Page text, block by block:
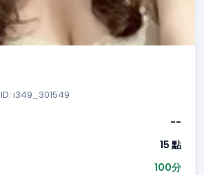
ID: i349_301549
--
15 點
100分